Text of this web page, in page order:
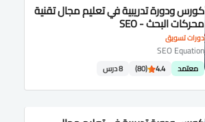
دورات تسويق
كورس ودورة تدريبية في تعليم مجال تقنية
محركات البحث - SEO
SEO Equation
معتمد 4.4
(80) 8 درس